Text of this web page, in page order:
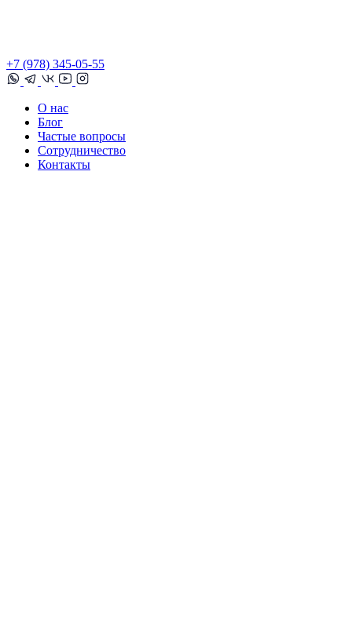
+7 (978) 345-05-55
О нас
Блог
Частые вопросы
Сотрудничество
Контакты